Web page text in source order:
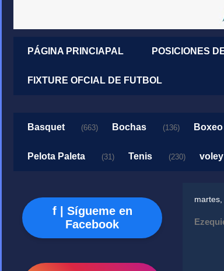
PÁGINA PRINCIAPAL POSICIONES
FIXTURE OFCIAL DE FUTBOL
Basquet (663) Bochas (136) Boxeo
Pelota Paleta (31) Tenis (230) voley
f | Sígueme en
Facebook